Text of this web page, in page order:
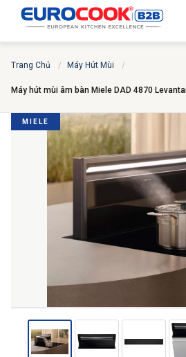
YÊU CẦU BÁO GIÁ
NHẤT
HỌ VÀ TÊN
Trang Chủ / Máy Hút Mùi /
Máy hút mùi âm bàn Miele DAD 4870
MIELE